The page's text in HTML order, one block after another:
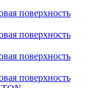
поверхность
поверхность
поверхность
поверхность